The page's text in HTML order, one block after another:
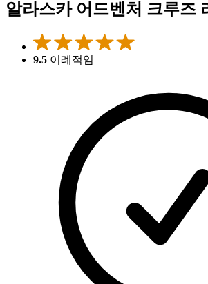
알라스카 어드벤처 크루즈
9.5 이례적임